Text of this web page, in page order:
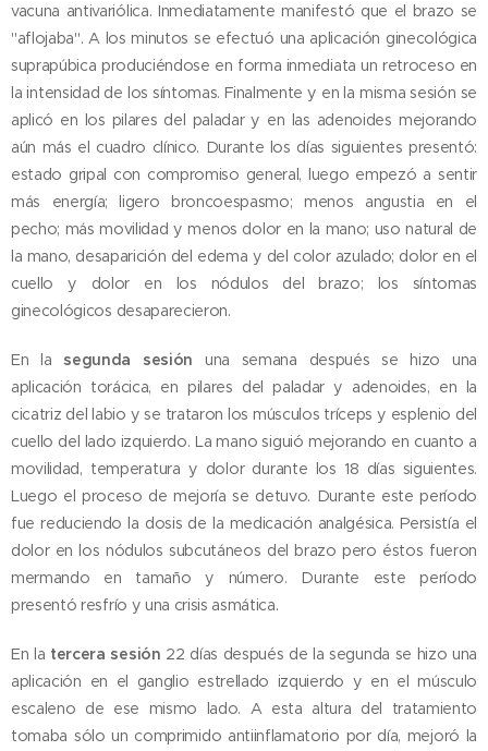
vacuna antivariólica. Inmediatamente manifestó que el brazo se
"aflojaba". A los minutos se efectuó una aplicación ginecológica
suprapúbica produciéndose en forma inmediata un retroceso en
la intensidad de los síntomas. Finalmente y en la misma sesión se
aplicó en los pilares del paladar y en las adenoides mejorando
aún más el cuadro clínico. Durante los días siguientes presentó:
estado gripal con compromiso general, luego empezó a sentir
más energía; ligero broncoespasmo; menos angustia en el
pecho; más movilidad y menos dolor en la mano; uso natural de
la mano, desaparición del edema y del color azulado; dolor en el
cuello y dolor en los nódulos del brazo; los síntomas
ginecológicos desaparecieron.
En la segunda sesión una semana después se hizo una
aplicación torácica, en pilares del paladar y adenoides, en la
cicatriz del labio y se trataron los músculos tríceps y esplenio del
cuello del lado izquierdo. La mano siguió mejorando en cuanto a
movilidad, temperatura y dolor durante los 18 días siguientes.
Luego el proceso de mejoría se detuvo. Durante este período
fue reduciendo la dosis de la medicación analgésica. Persistía el
dolor en los nódulos subcutáneos del brazo pero éstos fueron
mermando en tamaño y número. Durante este período
presentó resfrío y una crisis asmática.
En la tercera sesión 22 días después de la segunda se hizo una
aplicación en el ganglio estrellado izquierdo y en el músculo
escaleno de ese mismo lado. A esta altura del tratamiento
tomaba sólo un comprimido antiinflamatorio por día, mejoró la